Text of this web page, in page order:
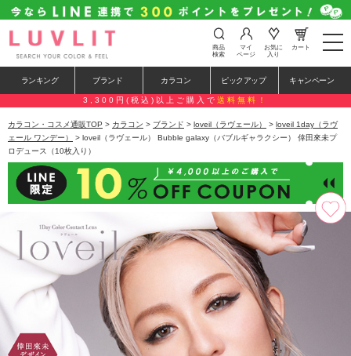
t
o
e
n
a
v
i
t
i
o
n
商品
検索
マイ
ページ
お気に
入り
カート
ランキング ブランド カラコン ピックアップ キャンペーン
3,300円(税込)以上ご購入で 送料無料！
カラコン・コスメ通販TOP > カラコン > ブランド > loveil（ラヴェール） > loveil 1day（ラヴ
ェール ワンデー）
> loveil（ラヴェール） Bubble galaxy（バブルギャラクシー） 倖田來未プ
ロデュース（10枚入り）